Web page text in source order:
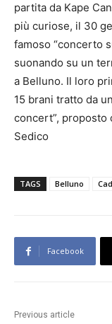
partita da Kape
più curiose, il 30
famoso “concerto
suonando su un
a Belluno. Il loro
15 brani tratto da
concert”, proposto
Sedico
TAGS Belluno
Facebook
Previous article